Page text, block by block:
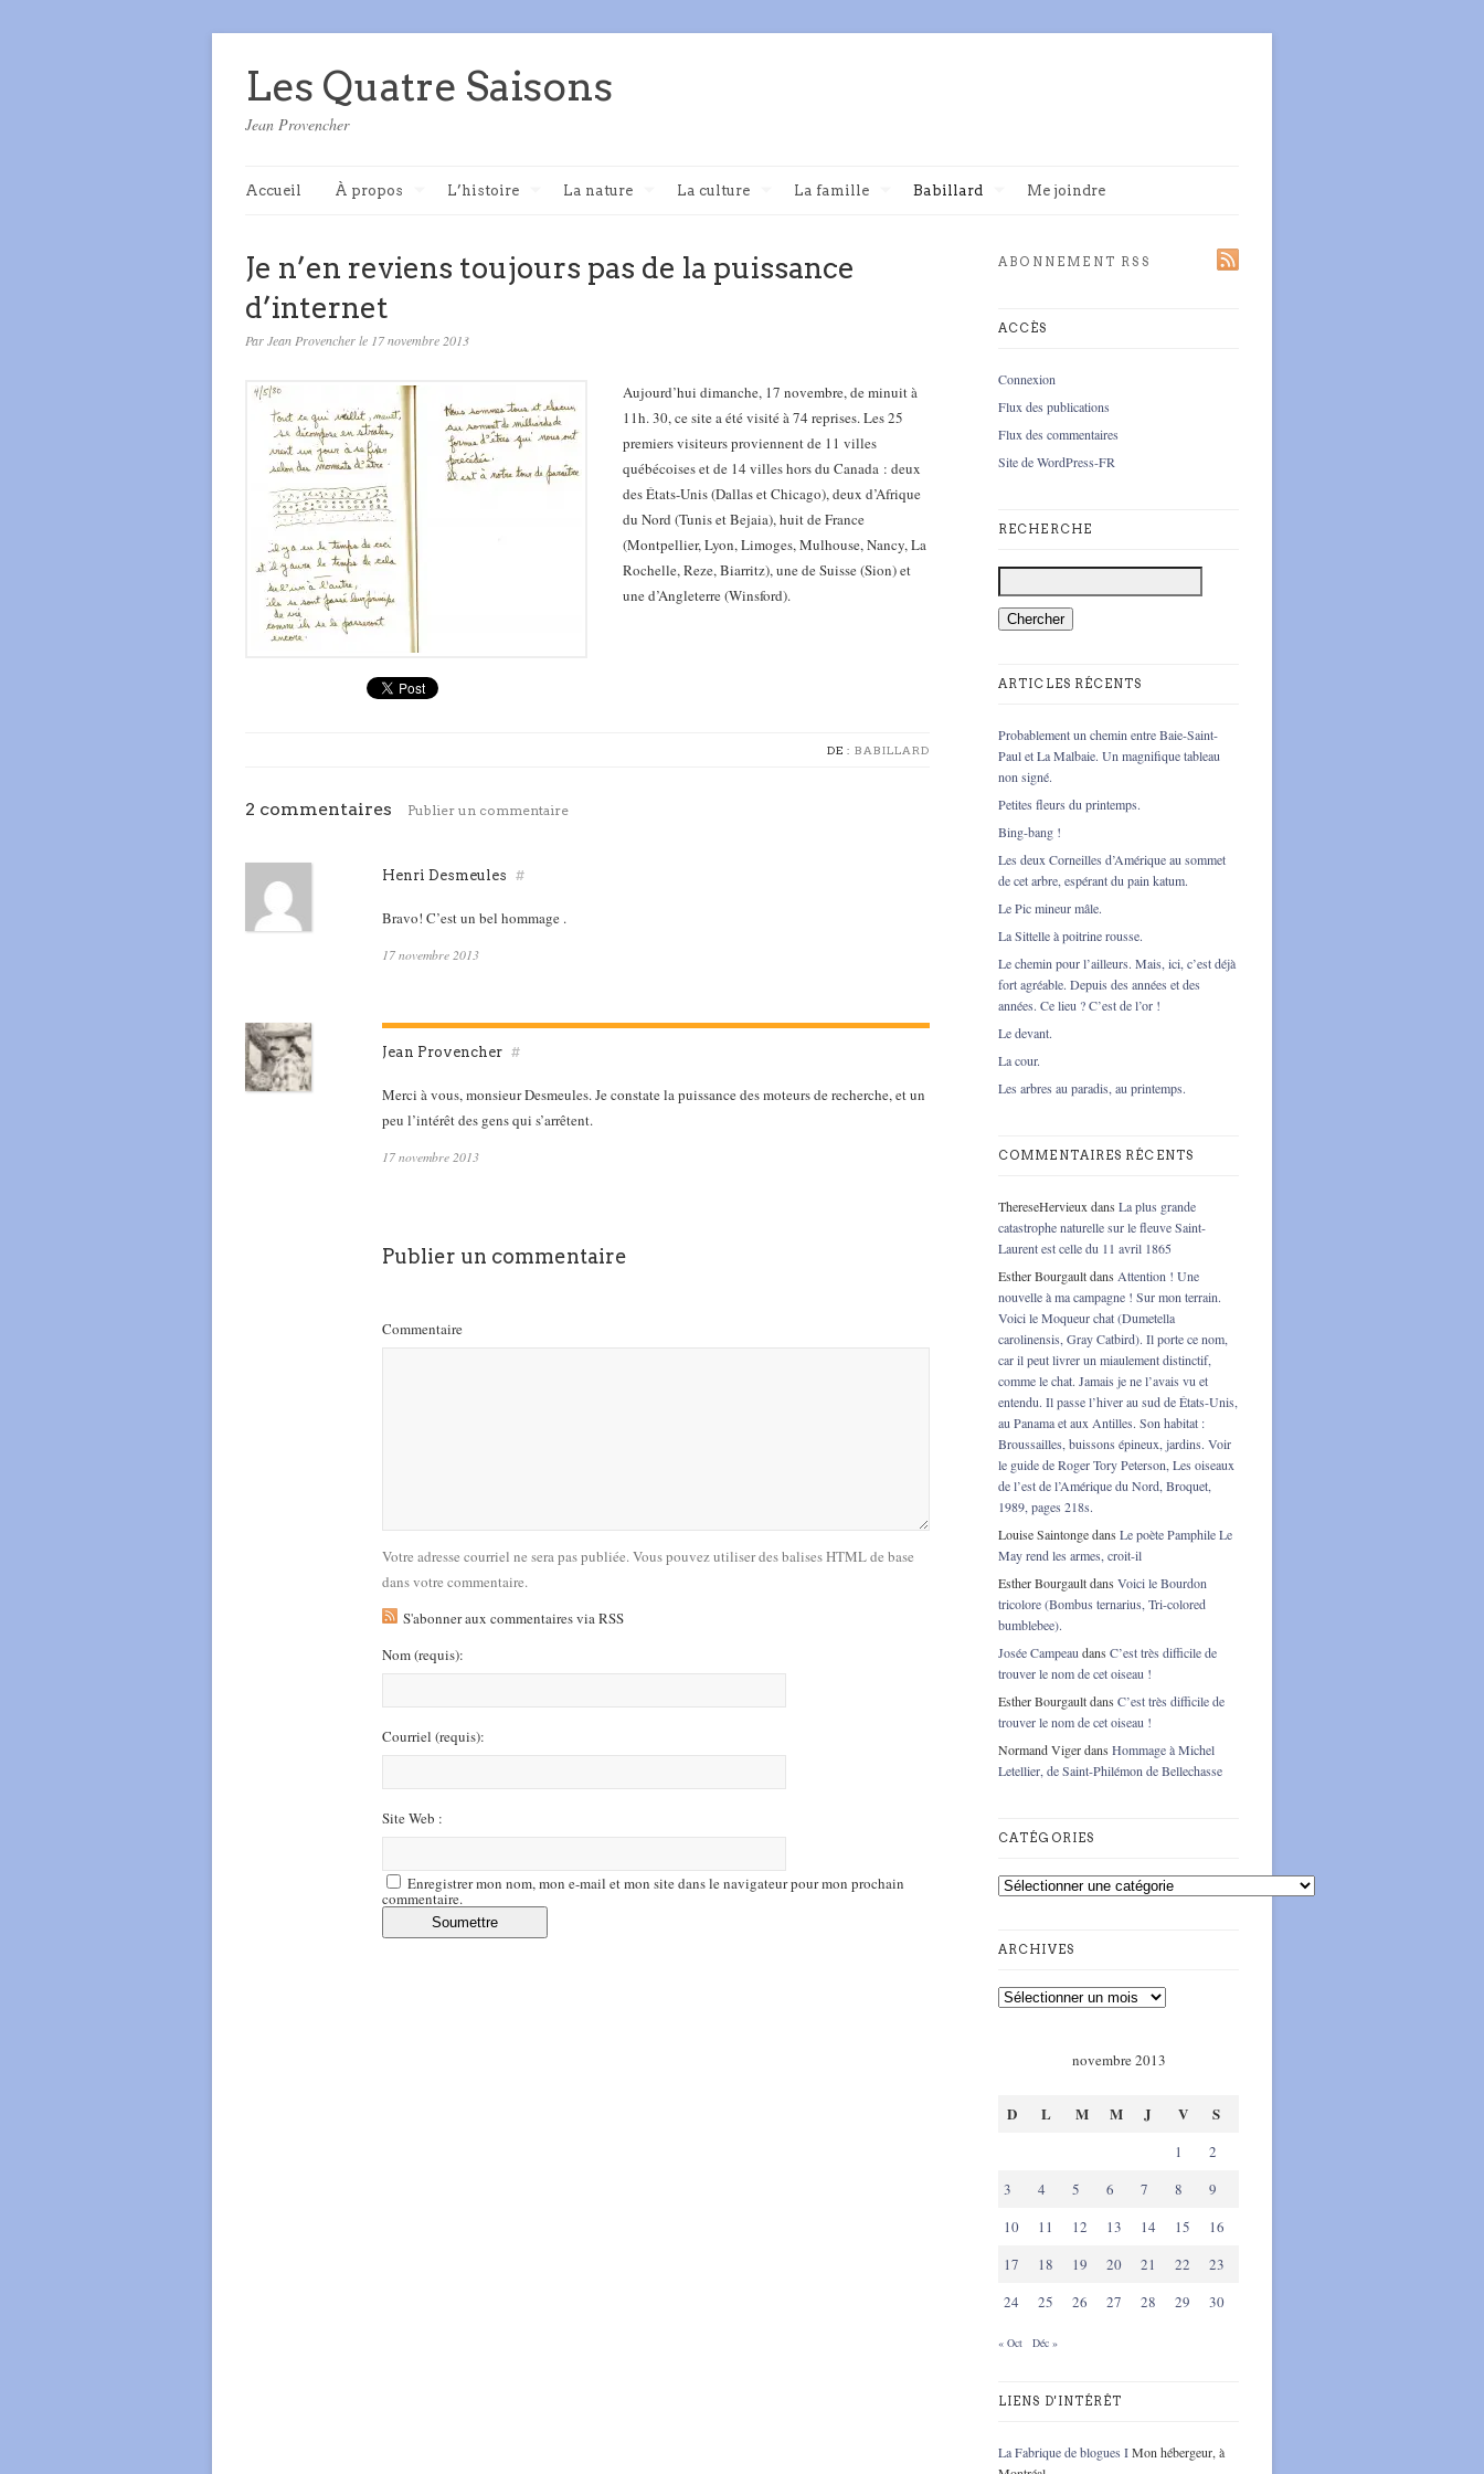
Les Quatre Saisons
Jean Provencher
Accueil À propos L’histoire La nature La culture La famille Babillard Me joindre
Je n’en reviens toujours pas de la puissance
d’internet
Par Jean Provencher le 17 novembre 2013
Aujourd’hui dimanche, 17 novembre, de minuit à
11h. 30, ce site a été visité à 74 reprises. Les 25
premiers visiteurs proviennent de 11 villes
québécoises et de 14 villes hors du Canada : deux
des États-Unis (Dallas et Chicago), deux d’Afrique
du Nord (Tunis et Bejaia), huit de France
(Montpellier, Lyon, Limoges, Mulhouse, Nancy, La
Rochelle, Reze, Biarritz), une de Suisse (Sion) et
une d’Angleterre (Winsford).
DE : BABILLARD
2 commentaires Publier un commentaire
Henri Desmeules #
Bravo! C’est un bel hommage .
17 novembre 2013
Jean Provencher #
Merci à vous, monsieur Desmeules. Je constate la puissance des moteurs de recherche, et un
peu l’intérêt des gens qui s’arrêtent.
17 novembre 2013
Publier un commentaire
Commentaire
Votre adresse courriel ne sera pas publiée. Vous pouvez utiliser des balises HTML de base
dans votre commentaire.
S'abonner aux commentaires via RSS
Nom(requis):
Courriel (requis):
Site Web :
Enregistrer mon nom, mon e-mail et mon site dans le navigateur pour mon prochain
commentaire.
ABONNEMENT RSS
ACCÈS
Connexion
Flux des publications
Flux des commentaires
Site de WordPress-FR
RECHERCHE
ARTICLES RÉCENTS
Probablement un chemin entre Baie-Saint-
Paul et La Malbaie. Un magnifique tableau
non signé.
Petites fleurs du printemps.
Bing-bang !
Les deux Corneilles d’Amérique au sommet
de cet arbre, espérant du pain katum.
Le Pic mineur mâle.
La Sittelle à poitrine rousse.
Le chemin pour l’ailleurs. Mais, ici, c’est déjà
fort agréable. Depuis des années et des
années. Ce lieu ? C’est de l’or !
Le devant.
La cour.
Les arbres au paradis, au printemps.
COMMENTAIRES RÉCENTS
ThereseHervieux dans La plus grande
catastrophe naturelle sur le fleuve Saint-
Laurent est celle du 11 avril 1865
Esther Bourgaultdans Attention ! Une
nouvelle à ma campagne ! Sur mon terrain.
Voici le Moqueur chat (Dumetella
carolinensis, Gray Catbird). Il porte ce nom,
car il peut livrer un miaulement distinctif,
comme le chat. Jamais je ne l’avais vu et
entendu. Il passe l’hiver au sud de États-Unis,
au Panama et aux Antilles. Son habitat :
Broussailles, buissons épineux, jardins. Voir
le guide de Roger Tory Peterson, Les oiseaux
de l’est de l’Amérique du Nord, Broquet,
1989, pages 218s.
Louise Saintongedans Le poète Pamphile Le
May rend les armes, croit-il
Esther Bourgaultdans Voici le Bourdon
tricolore (Bombus ternarius, Tri-colored
bumblebee).
Josée Campeau dans C’est très difficile de
trouver le nom de cet oiseau !
Esther Bourgaultdans C’est très difficile de
trouver le nom de cet oiseau !
Normand Vigerdans Hommage à Michel
Letellier, de Saint-Philémon de Bellechasse
CATÉGORIES
ARCHIVES
novembre 2013
D L M M J V S
1
2
3
4 5 6 7 8
9
10
11 12 13 14 15
16
17
18 19 20 21 22
23
24
25 26 27 28 29 30
« Oct Déc »
LIENS D'INTÉRÊT
La Fabrique de blogues IMon hébergeur, à